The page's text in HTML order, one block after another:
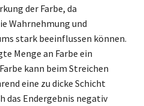
der Farbe, da
Wahrnehmung und
stark beeinflussen können.
Menge an Farbe ein
kann beim Streichen
eine zu dicke Schicht
das Endergebnis negativ